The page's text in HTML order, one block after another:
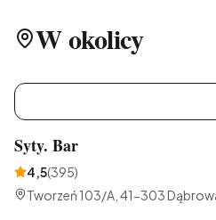
W okolicy
Syty. Bar
4,5(395)
Tworzeń 103/A, 41-303